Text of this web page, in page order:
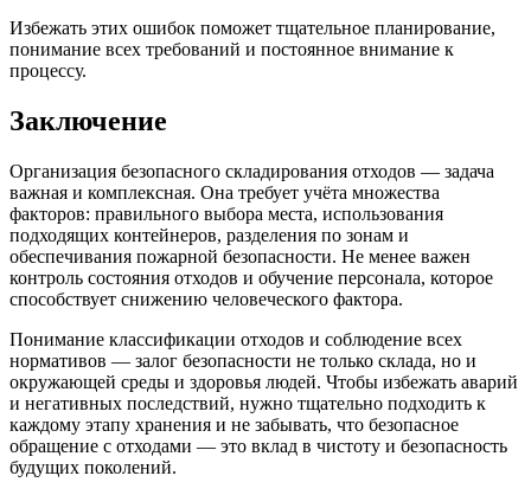
Избежать этих ошибок поможет тщательное планирование,
понимание всех требований и постоянное внимание к
процессу.
Заключение
Организация безопасного складирования отходов — задача
важная и комплексная. Она требует учёта множества
факторов: правильного выбора места, использования
подходящих контейнеров, разделения по зонам и
обеспечивания пожарной безопасности. Не менее важен
контроль состояния отходов и обучение персонала, которое
способствует снижению человеческого фактора.
Понимание классификации отходов и соблюдение всех
нормативов — залог безопасности не только склада, но и
окружающей среды и здоровья людей. Чтобы избежать аварий
и негативных последствий, нужно тщательно подходить к
каждому этапу хранения и не забывать, что безопасное
обращение с отходами — это вклад в чистоту и безопасность
будущих поколений.